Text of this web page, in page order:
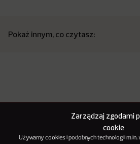
Zarządzaj zgodami
cookie
Używamy cookies i podobnych technologii m.in.
Pokaż innym, co czytasz: